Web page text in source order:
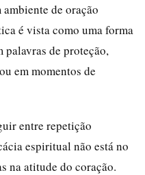
de oração
é vista como uma forma
de proteção,
em momentos de
entre repetição
espiritual não está no
na atitude do coração.